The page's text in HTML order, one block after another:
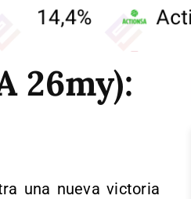
26my):
una nueva victoria